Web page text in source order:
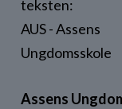
Assens